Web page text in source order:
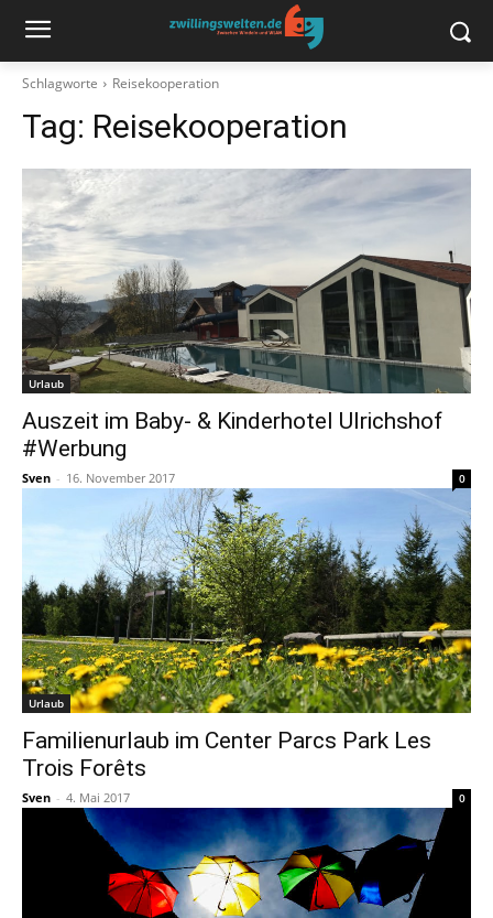
Schlagworte Reisekooperation
Tag: Reisekooperation
Urlaub
Auszeit im Baby- & Kinderhotel Ulrichshof
#Werbung
Sven - 16. November 2017 0
Urlaub
Familienurlaub im Center Parcs Park Les
Trois Forêts
Sven - 4. Mai 2017 0